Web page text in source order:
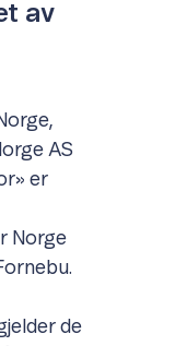
av
AS
er
Norge
de